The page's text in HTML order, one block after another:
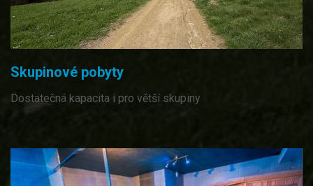
Skupinové pobyty
Dostatečná kapacita i pro větší skupiny